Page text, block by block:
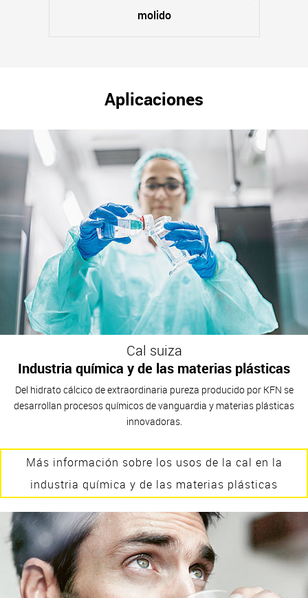
molido
Aplicaciones
Cal suiza
Industria química y de las materias plásticas
Del hidrato cálcico de extraordinaria pureza producido por KFN se
desarrollan procesos químicos de vanguardia y materias plásticas
innovadoras.
Más información sobre los usos de la cal en la
industria química y de las materias plásticas